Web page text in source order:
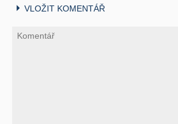
VLOŽIT KOMENTÁŘ